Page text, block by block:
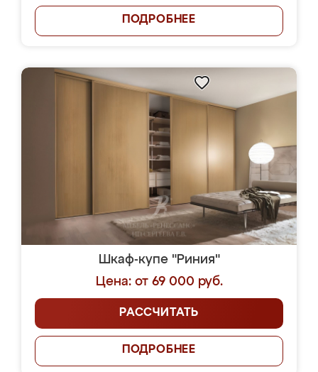
ПОДРОБНЕЕ
Шкаф-купе "Риния"
Цена: от 69 000 руб.
РАССЧИТАТЬ
ПОДРОБНЕЕ